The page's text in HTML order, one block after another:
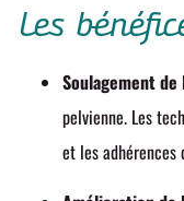
Les
Soulagement
pelvienne. Les
et les adhérences